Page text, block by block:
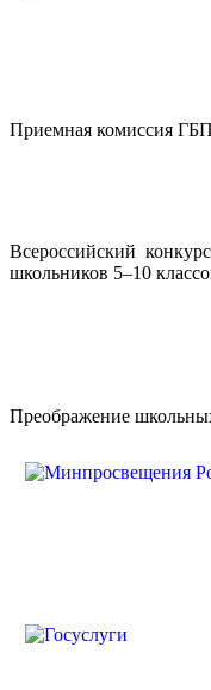
Приемная комиссия
Всероссийский
школьников 5–10
Преображение